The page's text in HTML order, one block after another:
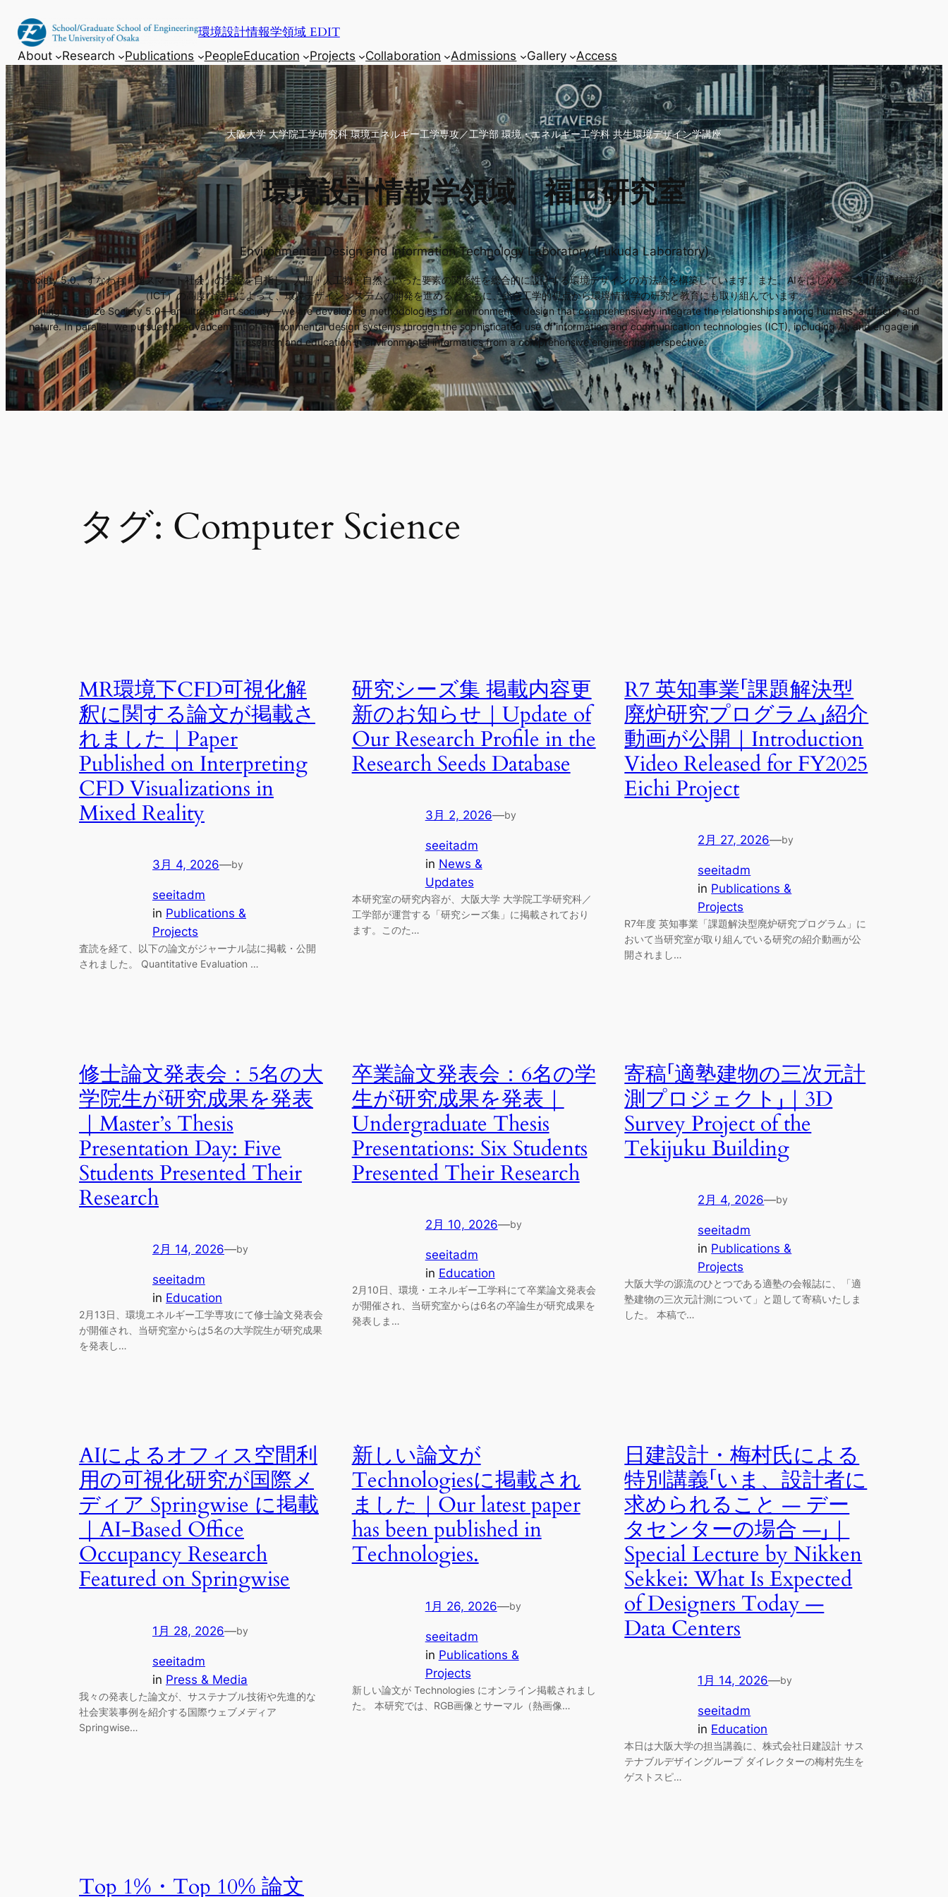
ス
キ
ッ
プ
環境設計情報学領域 EDIT
About Research Publications PeopleEducation Projects Collaboration Admissions Gallery Access
大阪大学 大学院工学研究科 環境エネルギー工学専攻／工学部 環境・エネルギー工学科 共生環境デザイン学講座
環境設計情報学領域 福田研究室
Environmental Design and Information Technology Laboratory (Fukuda Laboratory)
Society 5.0、すなわち「超スマート社会」の実現を目指し、人間・人工物・自然といった要素の関係性を総合的に設計する環境デザインの方法論を構築しています。また、AIをはじめとする情報通信技術
（ICT）の高度な活用によって、環境デザインシステムの開発を進めるとともに、総合工学的視点から環境情報学の研究と教育にも取り組んでいます。
Aiming to realize Society 5.0—an ultra-smart society—we are developing methodologies for environmental design that comprehensively integrate the relationships among humans, artifacts, and
nature. In parallel, we pursue the advancement of environmental design systems through the sophisticated use of information and communication technologies (ICT), including AI, and engage in
research and education in environmental informatics from a comprehensive engineering perspective.
タグ: Computer Science
MR環境下CFD可視化解
釈に関する論文が掲載さ
れました｜Paper
Published on Interpreting
CFD Visualizations in
Mixed Reality
3月 4, 2026—by
seeitadm
in Publications &
Projects
査読を経て、以下の論文がジャーナル誌に掲載・公開
されました。 Quantitative Evaluation …
研究シーズ集 掲載内容更
新のお知らせ｜Update of
Our Research Profile in the
Research Seeds Database
3月 2, 2026—by
seeitadm
in News &
Updates
本研究室の研究内容が、大阪大学 大学院工学研究科／
工学部が運営する「研究シーズ集」に掲載されており
ます。このた…
R7 英知事業「課題解決型
廃炉研究プログラム」紹介
動画が公開｜Introduction
Video Released for FY2025
Eichi Project
2月 27, 2026—by
seeitadm
in Publications &
Projects
R7年度 英知事業「課題解決型廃炉研究プログラム」に
おいて当研究室が取り組んでいる研究の紹介動画が公
開されまし…
修士論文発表会：5名の大
学院生が研究成果を発表
｜Master’s Thesis
Presentation Day: Five
Students Presented Their
Research
2月 14, 2026—by
seeitadm
in Education
2月13日、環境エネルギー工学専攻にて修士論文発表会
が開催され、当研究室からは5名の大学院生が研究成果
を発表し…
卒業論文発表会：6名の学
生が研究成果を発表｜
Undergraduate Thesis
Presentations: Six Students
Presented Their Research
2月 10, 2026—by
seeitadm
in Education
2月10日、環境・エネルギー工学科にて卒業論文発表会
が開催され、当研究室からは6名の卒論生が研究成果を
発表しま…
寄稿「適塾建物の三次元計
測プロジェクト」｜3D
Survey Project of the
Tekijuku Building
2月 4, 2026—by
seeitadm
in Publications &
Projects
大阪大学の源流のひとつである適塾の会報誌に、「適
塾建物の三次元計測について」と題して寄稿いたしま
した。 本稿で…
AIによるオフィス空間利
用の可視化研究が国際メ
ディア Springwise に掲載
｜AI-Based Office
Occupancy Research
Featured on Springwise
1月 28, 2026—by
seeitadm
in Press & Media
我々の発表した論文が、サステナブル技術や先進的な
社会実装事例を紹介する国際ウェブメディア
Springwise…
新しい論文が
Technologiesに掲載され
ました｜Our latest paper
has been published in
Technologies.
1月 26, 2026—by
seeitadm
in Publications &
Projects
新しい論文が Technologies にオンライン掲載されまし
た。 本研究では、RGB画像とサーマル（熱画像…
日建設計・梅村氏による
特別講義「いま、設計者に
求められること ― デー
タセンターの場合 ―」｜
Special Lecture by Nikken
Sekkei: What Is Expected
of Designers Today —
Data Centers
1月 14, 2026—by
seeitadm
in Education
本日は大阪大学の担当講義に、株式会社日建設計 サス
テナブルデザイングループ ダイレクターの梅村先生を
ゲストスピ…
Top 1%・Top 10% 論文